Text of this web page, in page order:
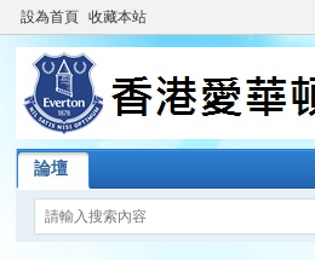
設為首頁 收藏本站
論壇